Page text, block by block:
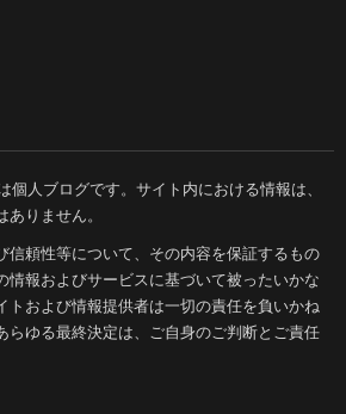
個人ブログです。サイト内における情報は、
りません。
信頼性等について、その内容を保証するもの
情報およびサービスに基づいて被ったいかな
トおよび情報提供者は一切の責任を負いかね
らゆる最終決定は、ご自身のご判断とご責任